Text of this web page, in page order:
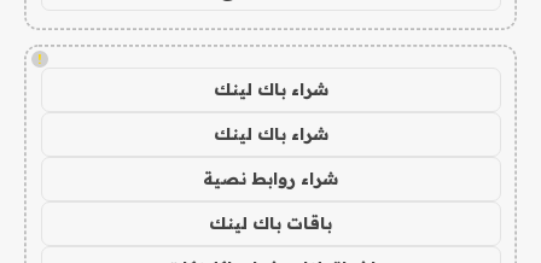
!
شراء باك لينك
شراء باك لينك
شراء روابط نصية
باقات باك لينك